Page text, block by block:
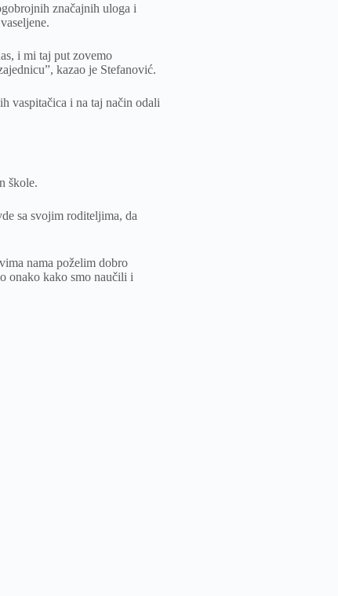
značajnih uloga i
i mi taj put zovemo
kazao je Stefanović.
vaspitačica i na taj način odali
škole.
sa svojim roditeljima, da
nama poželim dobro
onako kako smo naučili i